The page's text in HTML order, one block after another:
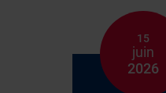
15
juin
2026